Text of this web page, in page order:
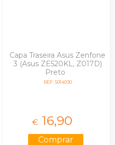
Capa Traseira Asus Zenfone
3 (Asus ZE520KL, Z017D)
Preto
REF: 5014030
€ 16,90